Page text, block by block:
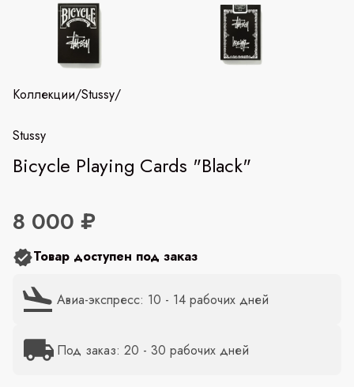
Коллекции/Stussy/
Stussy
Bicycle Playing Cards "Black"
8 000 ₽
Товар доступен под заказ
Авиа-экспресс: 10 - 14 рабочих дней
Под заказ: 20 - 30 рабочих дней